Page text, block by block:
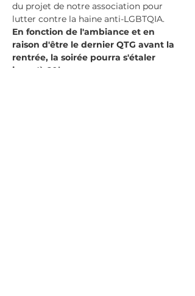
du projet de notre association pour
lutter contre la haine anti-LGBTQIA.
En fonction de l'ambiance et en
raison d'être le dernier QTG avant la
rentrée, la soirée pourra s'étaler
jusqu'à 20h.